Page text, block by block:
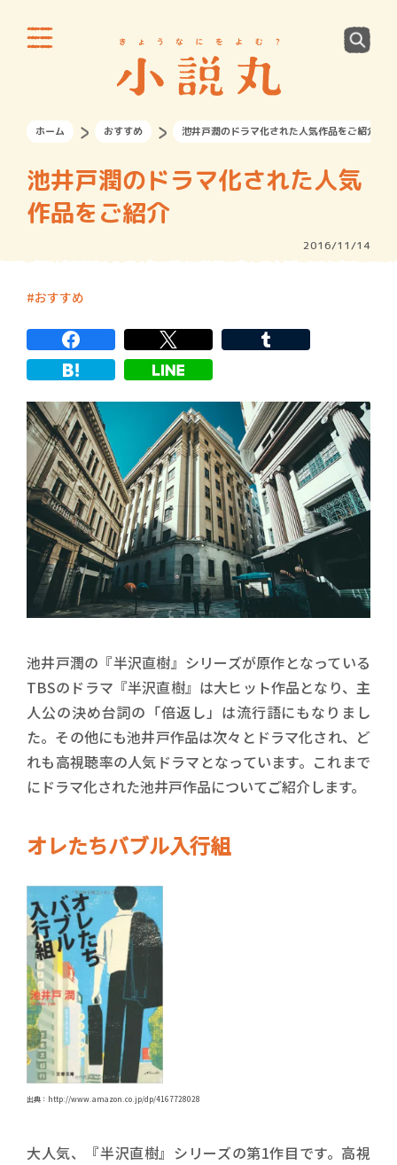
ホーム おすすめ 池井戸潤のドラマ化された人気作品をご紹介
池井戸潤のドラマ化された人気
作品をご紹介
2016/11/14
おすすめ
池井戸潤の『半沢直樹』シリーズが原作となっている
TBSのドラマ『半沢直樹』は大ヒット作品となり、主
人公の決め台詞の「倍返し」は流行語にもなりまし
た。その他にも池井戸作品は次々とドラマ化され、ど
れも高視聴率の人気ドラマとなっています。これまで
にドラマ化された池井戸作品についてご紹介します。
オレたちバブル入行組
出典：http://www.amazon.co.jp/dp/4167728028
大人気、『半沢直樹』シリーズの第1作目です。高視